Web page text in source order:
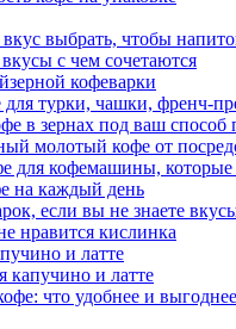
выбрать, чтобы
с чем сочетаются
кофеварки
турки, чашки, френч-
в зернах под ваш способ
молотый кофе от
кофемашины, которые
на каждый день
если вы не знаете
нравится кислинка
и латте
капучино и латте
что удобнее и выгоднее